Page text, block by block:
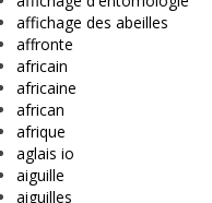
affichage des abeilles
affronte
africain
africaine
african
afrique
aglais io
aiguille
aiguilles